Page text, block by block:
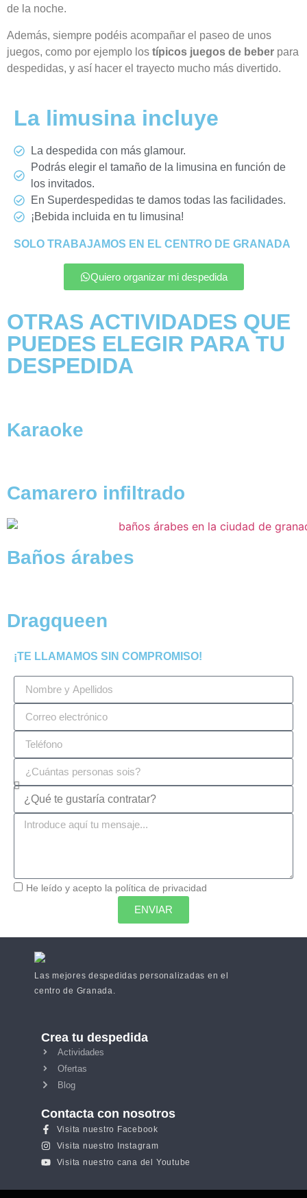
de la noche.
Además, siempre podéis acompañar el paseo de unos
juegos, como por ejemplo los típicos juegos de beber para
despedidas, y así hacer el trayecto mucho más divertido.
La limusina incluye
La despedida con más glamour.
Podrás elegir el tamaño de la limusina en función de
los invitados.
En Superdespedidas te damos todas las facilidades.
¡Bebida incluida en tu limusina!
SOLO TRABAJAMOS EN EL CENTRO DE GRANADA
Quiero organizar mi despedida
OTRAS ACTIVIDADES QUE
PUEDES ELEGIR PARA TU
DESPEDIDA
Karaoke
Camarero infiltrado
Baños árabes
Dragqueen
¡TE LLAMAMOS SIN COMPROMISO!
He leído y acepto la política de privacidad
ENVIAR
Las mejores despedidas personalizadas en el
centro de Granada.
Crea tu despedida
Actividades
Ofertas
Blog
Contacta con nosotros
Visita nuestro Facebook
Visita nuestro Instagram
Visita nuestro cana del Youtube